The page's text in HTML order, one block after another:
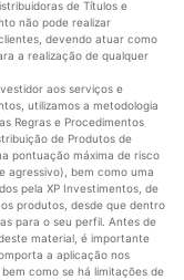
de Títulos e
não pode realizar
devendo atuar como
a realização de qualquer
aos serviços e
utilizamos a metodologia
Regras e Procedimentos
de Produtos de
pontuação máxima de risco
agressivo), bem como uma
pela XP Investimentos, de
produtos, desde que dentro
para o seu perfil. Antes de
material, é importante
a aplicação nos
como se há limitações de